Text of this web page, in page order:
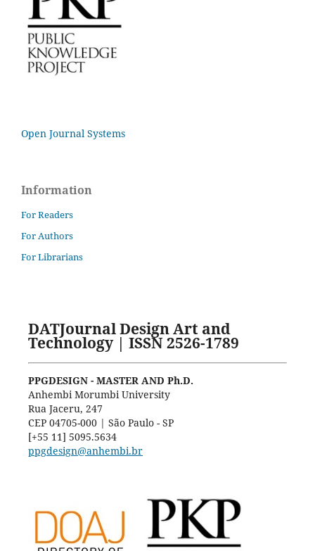
Open Journal Systems
Information
For Readers
For Authors
For Librarians
DATJournal Design Art and
Technology | ISSN 2526-1789
PPGDESIGN - MASTER AND Ph.D.
Anhembi Morumbi University
Rua Jaceru, 247
CEP 04705-000 | São Paulo - SP
[+55 11] 5095.5634
ppgdesign@anhembi.br